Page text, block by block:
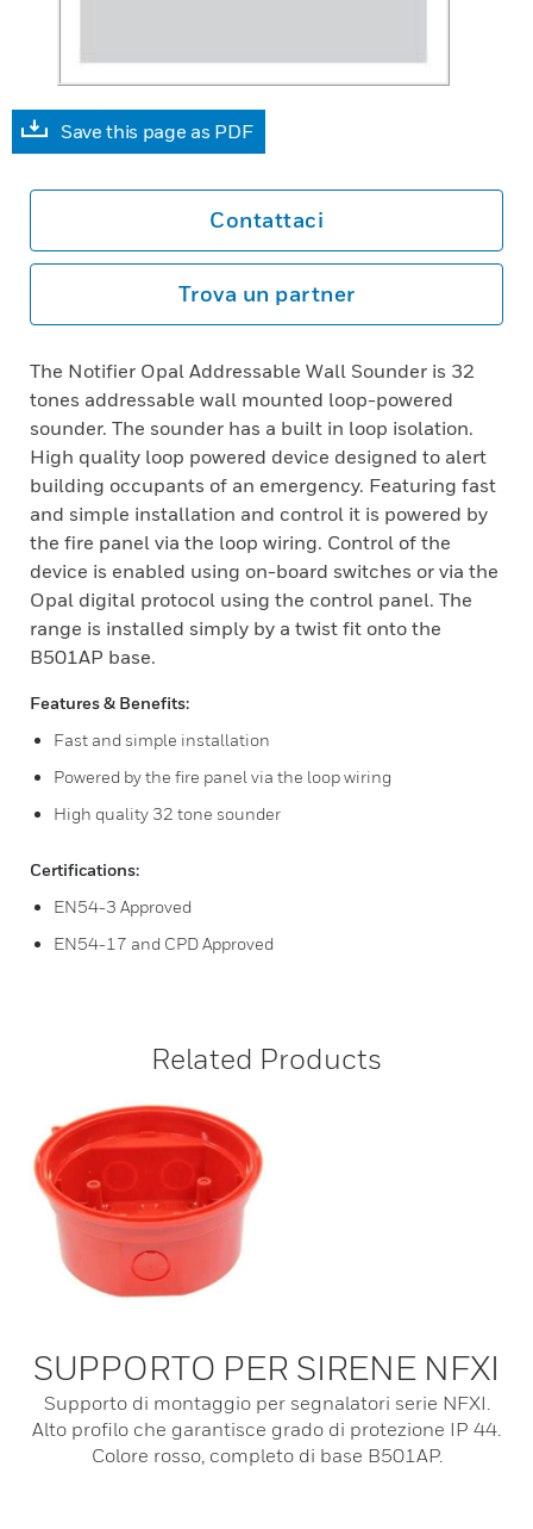
Save this page as PDF
Contattaci
Trova un partner
The Notifier Opal Addressable Wall Sounder is 32
tones addressable wall mounted loop-powered
sounder. The sounder has a built in loop isolation.
High quality loop powered device designed to alert
building occupants of an emergency. Featuring fast
and simple installation and control it is powered by
the fire panel via the loop wiring. Control of the
device is enabled using on-board switches or via the
Opal digital protocol using the control panel. The
range is installed simply by a twist fit onto the
B501AP base.
Features & Benefits:
Fast and simple installation
Powered by the fire panel via the loop wiring
High quality 32 tone sounder
Certifications:
EN54-3 Approved
EN54-17 and CPD Approved
Related Products
SUPPORTO PER SIRENE NFXI
Supporto di montaggio per segnalatori serie NFXI.
Alto profilo che garantisce grado di protezione IP 44.
Colore rosso, completo di base B501AP.